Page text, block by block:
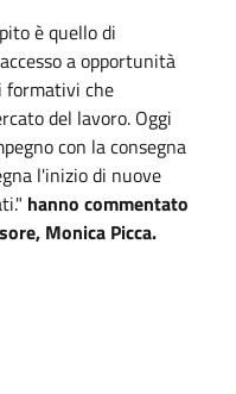
è quello di
a opportunità
formativi che
del lavoro. Oggi
con la consegna
l'inizio di nuove
hanno commentato
Monica Picca.